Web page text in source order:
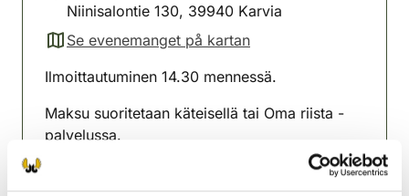
Niinisalontie 130, 39940 Karvia
Se evenemanget på kartan
(avautuu uuteen välilehteen)
Ilmoittautuminen 14.30 mennessä.
Maksu suoritetaan käteisellä tai Oma riista -
palvelussa.